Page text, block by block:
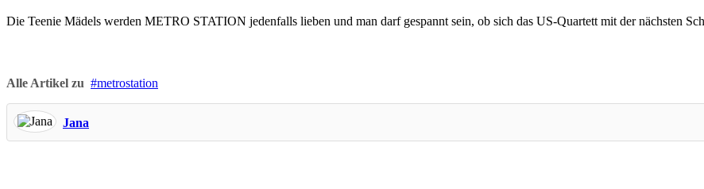
Die Teenie Mädels werden METRO STATION jedenfalls lieben und man darf gespannt sein, ob sich das US-Quartett mit der nächsten
Alle Artikel zu metrostation
Jana